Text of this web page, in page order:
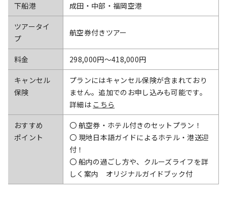
下船港 成田・中部・福岡空港
ツアータイ
プ
航空券付きツアー
料金 298,000円〜418,000円
キャンセル
保険
プランにはキャンセル保険が含まれており
ません。追加でのお申し込みも可能です。
詳細は こちら
おすすめ
ポイント
〇 航空券・ホテル付きのセットプラン！
〇 現地日本語ガイドによるホテル・港送迎
付！
〇 船内の過ごし方や、クルーズライフを詳
しく案内 オリジナルガイドブック付